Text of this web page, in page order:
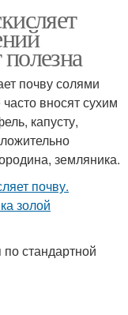
почву солями
вносят сухим
капусту,
земляника.
стандартной